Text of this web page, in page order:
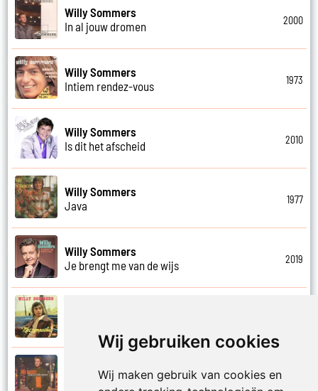
Wij gebruiken cookies
Wij maken gebruik van cookies en
Willy Sommers
In al jouw dromen
2000
Willy Sommers
Intiem rendez-vous
1973
Willy Sommers
Is dit het afscheid
2010
Willy Sommers
Java
1977
Willy Sommers
Je brengt me van de wijs
2019
Willy Sommers
Je schenkt hem de dans